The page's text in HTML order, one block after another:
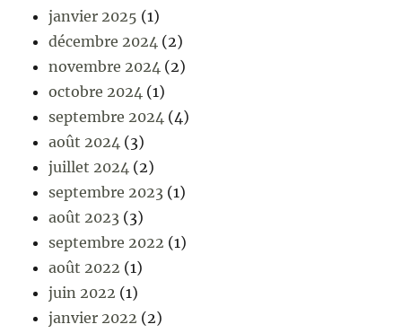
janvier 2025 (1)
décembre 2024 (2)
novembre 2024 (2)
octobre 2024 (1)
septembre 2024 (4)
août 2024 (3)
juillet 2024 (2)
septembre 2023 (1)
août 2023 (3)
septembre 2022 (1)
août 2022 (1)
juin 2022 (1)
janvier 2022 (2)